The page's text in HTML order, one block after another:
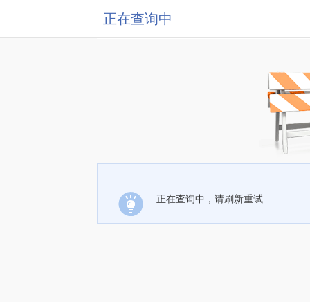
正在查询中
正在查询中，请刷新重试